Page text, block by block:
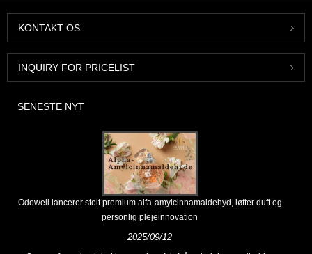
KONTAKT OS
INQUIRY FOR PRICELIST
SENESTE NYT
Odowell lancerer stolt premium alfa-amylcinnamaldehyd, løfter duft og
personlig plejeinnovation
2025/09/12